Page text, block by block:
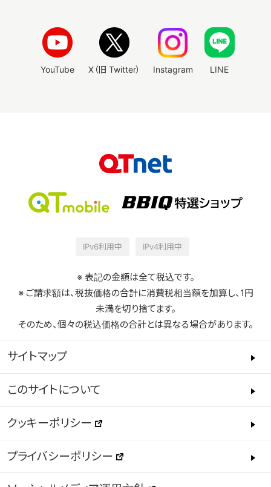
YouTube X（旧 Twitter） Instagram LINE
IPv6利用中 IPv4利用中
※ 表記の金額は全て税込です。
※ ご請求額は、税抜価格の合計に消費税相当額を加算し、1円
未満を切り捨てます。
そのため、個々の税込価格の合計とは異なる場合があります。
サイトマップ
このサイトについて
クッキーポリシー
プライバシーポリシー